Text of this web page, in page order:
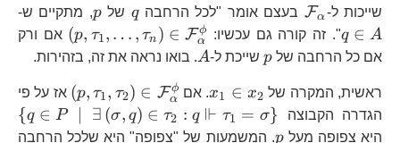
שייכות ל-
\mathcal{F}_{\alpha} Fα בעצם אומר "לכל הרחבה
q
q של p
p, מתקיים ש-
q ∈ A ". זה קורה גם עכשיו: (p, τ1, … , τn ) ∈ Fα
ϕ
אם ורק
אם כל הרחבה של
p p שייכת ל-A
A. בואו נראה את זה, בזהירות.
ראשית, המקרה של
x_{1}\in
x_{2}
x1 ∈ x2 . אם (p, τ1, τ2) ∈ Fα
ϕ
אז על פי
הגדרה הקבוצה
{q ∈ P ∃ (σ, q) ∈ τ2 : q ⊩ τ1 = σ}
היא צפופה מעל p p. המשמעות של "צפופה" היא שלכל הרחבה